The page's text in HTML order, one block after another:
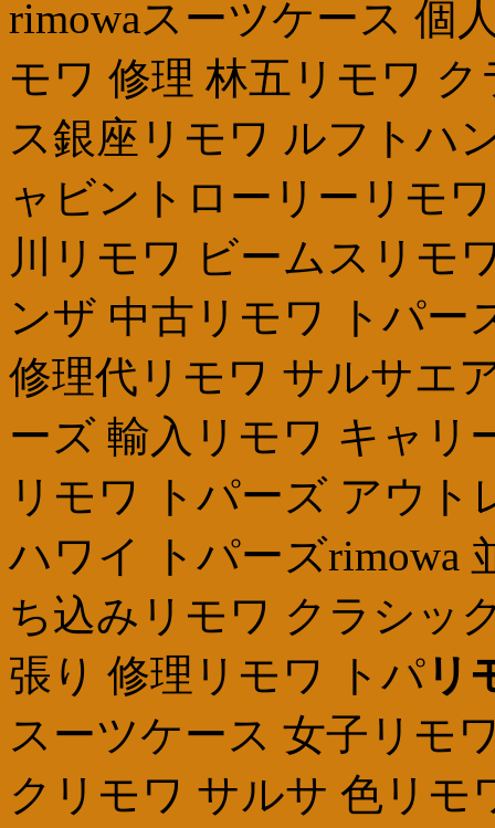
rimowaスーツケース 個
モワ 修理 林五リモワ
ス銀座リモワ ルフトハ
ャビントローリーリモ
川リモワ ビームスリモ
ンザ 中古リモワ トパー
修理代リモワ サルサエ
ーズ 輸入リモワ キャリ
リモワ トパーズ アウト
ハワイ トパーズrimowa
ち込みリモワ クラシッ
張り 修理リモワ トパ リ
スーツケース 女子リモ
クリモワ サルサ 色リモ